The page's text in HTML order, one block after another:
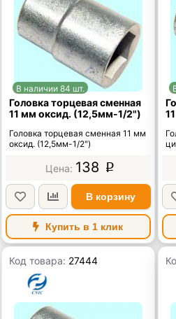
В наличии 84 шт.
Головка торцевая сменная
11 мм оксид. (12,5мм-1/2")
Головка торцевая сменная 11 мм
оксид. (12,5мм-1/2")
138 p
В корзину
Купить в 1 клик
Код товара: 27444